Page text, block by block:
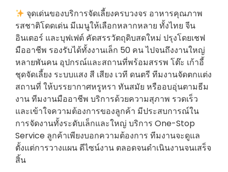
จุดเด่นของบริการจัดเลี้ยงครบวงจร อาหารคุณภาพ
รสชาติโดดเด่น มีเมนูให้เลือกหลากหลาย ทั้งไทย จีน
อินเตอร์ และบุฟเฟต์ คัดสรรวัตถุดิบสดใหม่ ปรุงโดยเชฟ
มืออาชีพ รองรับได้ทั้งงานเล็ก 50 คน ไปจนถึงงานใหญ่
หลายพันคน อุปกรณ์และสถานที่พร้อมสรรพ โต๊ะ เก้าอี้
ชุดจัดเลี้ยง ระบบแสง สี เสียง เวที ดนตรี ทีมงานจัดตกแต่ง
สถานที่ ให้บรรยากาศหรูหรา ทันสมัย หรืออบอุ่นตามธีม
งาน ทีมงานมืออาชีพ บริการด้วยความสุภาพ รวดเร็ว
และเข้าใจความต้องการของลูกค้า มีประสบการณ์ใน
การจัดงานทั้งระดับเล็กและใหญ่ บริการ One-Stop
Service ลูกค้าเพียงบอกความต้องการ ทีมงานจะดูแล
ตั้งแต่การวางแผน ดีไซน์งาน ตลอดจนดำเนินงานจนเสร็จ
สิ้น